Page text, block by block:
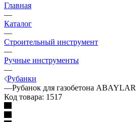
Главная
—
Каталог
—
Строительный инструмент
—
Ручные инструменты
—
Рубанки
—Рубанок для газобетона ABAYLAR
Код товара: 1517